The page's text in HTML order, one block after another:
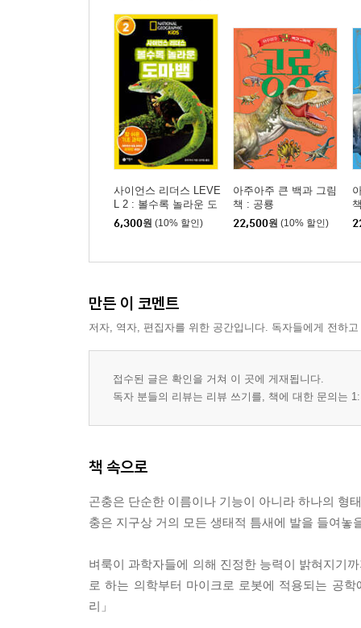
사이언스 리더스 LEVE
L 2 : 볼수록 놀라운 도
마뱀
6,300원 (10% 할인)
아주아주 큰 백과 그림
책 : 공룡
22,500원 (10% 할인)
만든 이 코멘트
저자, 역자, 편집자를 위한 공간입니다. 독자들에게 전하
접수된 글은 확인을 거쳐 이 곳에 게재됩니다.
독자 분들의 리뷰는 리뷰 쓰기를, 책에 대한 문의는
책 속으로
곤충은 단순한 이름이나 기능이 아니라 하나의 형
충은 지구상 거의 모든 생태적 틈새에 발을 들여
벼룩이 과학자들에 의해 진정한 능력이 밝혀지기
로 하는 의학부터 마이크로 로봇에 적용되는 공
리」